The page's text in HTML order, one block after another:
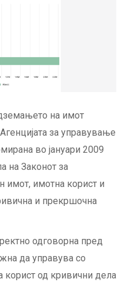
на имот
за управување
во јануари 2009
на Законот за
имот, имотна корист и
и прекршочна
одговорна пред
да управува со
корист од кривични дела